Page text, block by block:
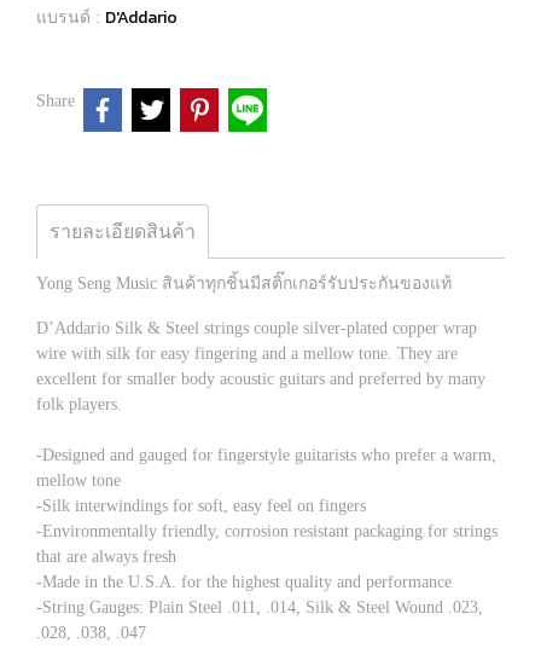
แบรนด์ : D'Addario
Share
รายละเอียดสินค้า
Yong Seng Music สินค้าทุกชิ้นมีสติ๊กเกอร์รับประกันของแท้
D’Addario Silk & Steel strings couple silver-plated copper wrap
wire with silk for easy fingering and a mellow tone. They are
excellent for smaller body acoustic guitars and preferred by many
folk players.
-Designed and gauged for fingerstyle guitarists who prefer a warm,
mellow tone
-Silk interwindings for soft, easy feel on fingers
-Environmentally friendly, corrosion resistant packaging for strings
that are always fresh
-Made in the U.S.A. for the highest quality and performance
-String Gauges: Plain Steel .011, .014, Silk & Steel Wound .023,
.028, .038, .047